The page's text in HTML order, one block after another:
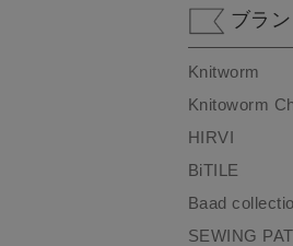
ブラン
Knitworm
Knitoworm
HIRVI
BiTILE
Baad
SEWING